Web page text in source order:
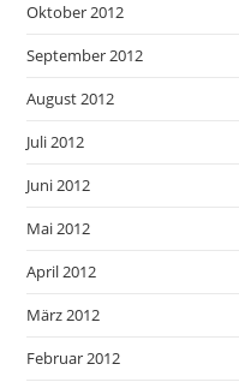
Oktober 2012
September 2012
August 2012
Juli 2012
Juni 2012
Mai 2012
April 2012
März 2012
Februar 2012